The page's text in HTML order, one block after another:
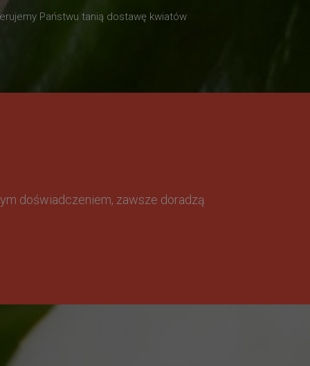
Państwu tanią dostawę kwiatów
doświadczeniem, zawsze doradzą